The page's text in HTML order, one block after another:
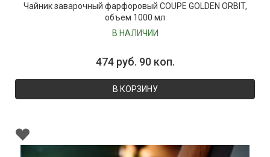
Чайник заварочный фарфоровый COUPE GOLDEN ORBIT,
объем 1000 мл
В НАЛИЧИИ
474 руб. 90 коп.
В КОРЗИНУ